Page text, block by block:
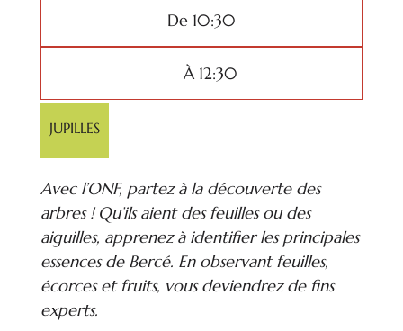
De 10:30
À 12:30
JUPILLES
Avec l’ONF, partez à la découverte des
arbres ! Qu’ils aient des feuilles ou des
aiguilles, apprenez à identifier les principales
essences de Bercé. En observant feuilles,
écorces et fruits, vous deviendrez de fins
experts.